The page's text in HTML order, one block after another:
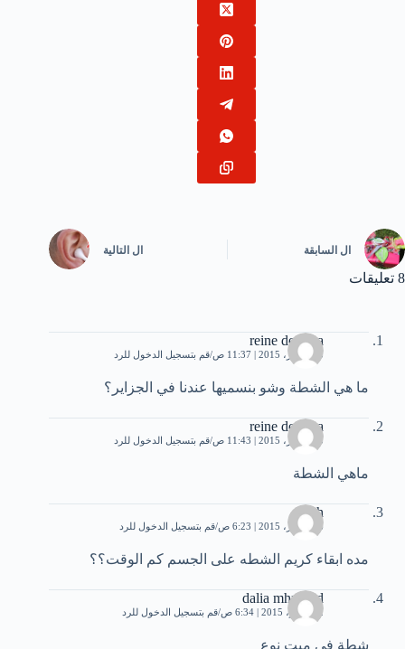
ال السابقة ال التالية
8 تعليقات
reine de saba
13 أكتوبر، 2015 | 11:37 ص قم بتسجيل الدخول للرد
ما هي الشطة وشو بنسميها عندنا في الجزاير؟
reine de saba
13 أكتوبر، 2015 | 11:43 ص قم بتسجيل الدخول للرد
ماهي الشطة
sarah
16 أكتوبر، 2015 | 6:23 ص قم بتسجيل الدخول للرد
مده ابقاء كريم الشطه على الجسم كم الوقت؟؟
dalia mhmood
2 نوفمبر، 2015 | 6:34 ص قم بتسجيل الدخول للرد
شطة في ميت نوع